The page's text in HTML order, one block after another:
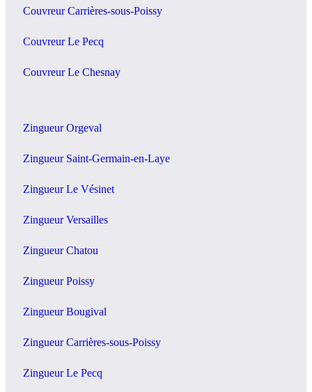
Couvreur Carrières-sous-Poissy
Couvreur Le Pecq
Couvreur Le Chesnay
Zingueur Orgeval
Zingueur Saint-Germain-en-Laye
Zingueur Le Vésinet
Zingueur Versailles
Zingueur Chatou
Zingueur Poissy
Zingueur Bougival
Zingueur Carrières-sous-Poissy
Zingueur Le Pecq